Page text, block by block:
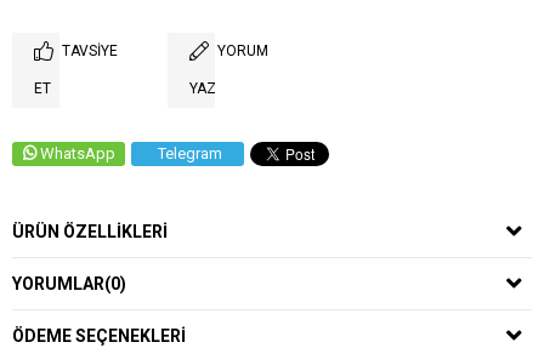
TAVSIYE
ET
YORUM
YAZ
WhatsApp Telegram
ÜRÜN ÖZELLIKLERI
YORUMLAR(0)
ÖDEME SEÇENEKLERI